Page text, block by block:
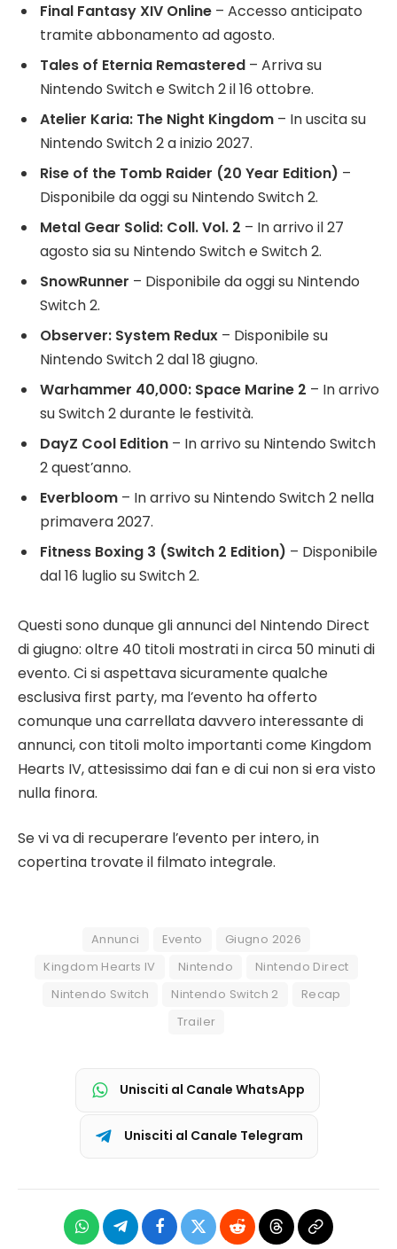
Final Fantasy XIV Online – Accesso anticipato
tramite abbonamento ad agosto.
Tales of Eternia Remastered – Arriva su
Nintendo Switch e Switch 2 il 16 ottobre.
Atelier Karia: The Night Kingdom – In uscita su
Nintendo Switch 2 a inizio 2027.
Rise of the Tomb Raider (20 Year Edition) –
Disponibile da oggi su Nintendo Switch 2.
Metal Gear Solid: Coll. Vol. 2 – In arrivo il 27
agosto sia su Nintendo Switch e Switch 2.
SnowRunner – Disponibile da oggi su Nintendo
Switch 2.
Observer: System Redux – Disponibile su
Nintendo Switch 2 dal 18 giugno.
Warhammer 40,000: Space Marine 2 – In arrivo
su Switch 2 durante le festività.
DayZ Cool Edition – In arrivo su Nintendo Switch
2 quest’anno.
Everbloom – In arrivo su Nintendo Switch 2 nella
primavera 2027.
Fitness Boxing 3 (Switch 2 Edition) – Disponibile
dal 16 luglio su Switch 2.
Questi sono dunque gli annunci del Nintendo Direct
di giugno: oltre 40 titoli mostrati in circa 50 minuti di
evento. Ci si aspettava sicuramente qualche
esclusiva first party, ma l’evento ha offerto
comunque una carrellata davvero interessante di
annunci, con titoli molto importanti come Kingdom
Hearts IV, attesissimo dai fan e di cui non si era visto
nulla finora.
Se vi va di recuperare l’evento per intero, in
copertina trovate il filmato integrale.
Annunci Evento
Giugno 2026
Kingdom Hearts IV
Nintendo
Nintendo Direct
Nintendo Switch
Nintendo Switch 2
Recap
Trailer
Unisciti al Canale WhatsApp
Unisciti al Canale Telegram
WhatsAppTelegramFacebook
X Reddit ThreadsCopia